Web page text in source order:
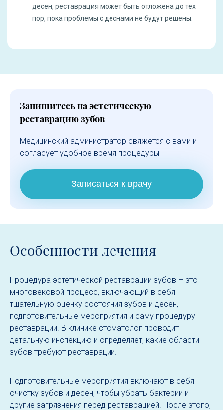
десен, реставрация может быть отложена до тех
пор, пока проблемы с деснами не будут решены.
Запишитесь на эстетическую
реставрацию зубов
Медицинский администратор свяжется с вами и
согласует удобное время процедуры
Записаться к врачу
Особенности лечения
Процедура эстетической реставрации зубов – это
многовековой процесс, включающий в себя
тщательную оценку состояния зубов и десен,
подготовительные мероприятия и саму процедуру
реставрации. В клинике стоматолог проводит
детальную инспекцию и определяет, какие области
зубов требуют реставрации.
Подготовительные мероприятия включают в себя
очистку зубов и десен, чтобы убрать бактерии и
другие загрязнения перед реставрацией. После этого,